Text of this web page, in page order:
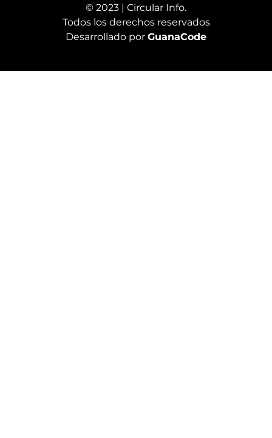
© 2023 | Circular Info.
Todos los derechos reservados
Desarrollado por GuanaCode